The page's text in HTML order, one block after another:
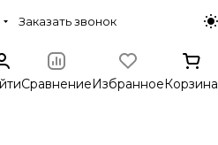
Заказать звонок
СравнениеИзбранноеКорзина